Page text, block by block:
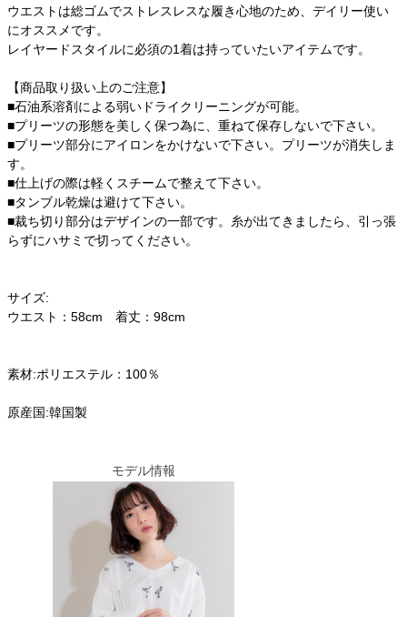
ウエストは総ゴムでストレスレスな履き心地のため、デイリー使い
にオススメです。
レイヤードスタイルに必須の1着は持っていたいアイテムです。
【商品取り扱い上のご注意】
■石油系溶剤による弱いドライクリーニングが可能。
■プリーツの形態を美しく保つ為に、重ねて保存しないで下さい。
■プリーツ部分にアイロンをかけないで下さい。プリーツが消失しま
す。
■仕上げの際は軽くスチームで整えて下さい。
■タンブル乾燥は避けて下さい。
■裁ち切り部分はデザインの一部です。糸が出てきましたら、引っ張
らずにハサミで切ってください。
サイズ:
ウエスト：58cm 着丈：98cm
素材:ポリエステル：100％
原産国:韓国製
モデル情報